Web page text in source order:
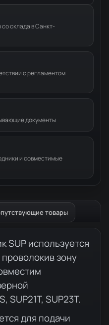
склада в Санкт-
с регламентом
документы
и совместимые
товары
SUP используется
зону
SUP21T, SUP23T.
для подачи